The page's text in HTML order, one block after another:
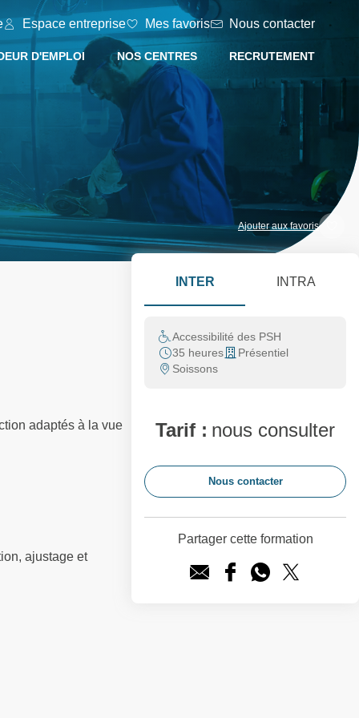
Espace entreprise Mes favoris Nous contacter
D'EMPLOI NOS CENTRES RECRUTEMENT
Ajouter aux favoris
adaptés à la vue
ajustage et
INTER INTRA
Accessibilité des PSH
35 heures
Présentiel
Soissons
Tarif : nous consulter
Nous contacter
Partager cette formation